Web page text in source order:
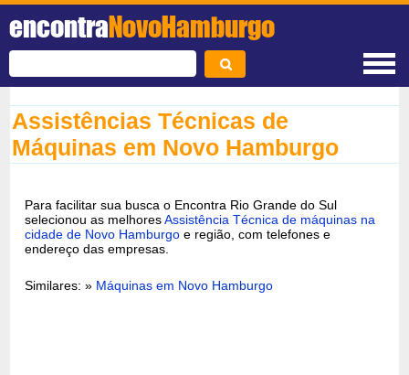
encontraNovoHamburgo
Assistências Técnicas de
Máquinas em Novo Hamburgo
Para facilitar sua busca o Encontra Rio Grande do Sul
selecionou as melhoresAssistência Técnica de máquinas na
cidade de Novo Hamburgo e região, com telefones e
endereço das empresas.
Similares: » Máquinas em Novo Hamburgo